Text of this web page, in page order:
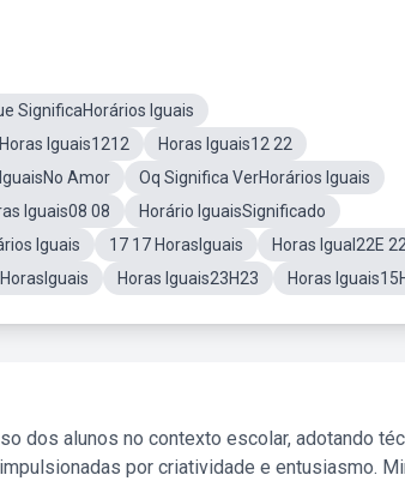
SignificaHorários Iguais
Horas Iguais1212
Horas Iguais12 22
Amor
Oq Significa VerHorários Iguais
Iguais08 08
Horário IguaisSignificado
Iguais 17 17 HorasIguais
Horas Igual22E 22
Horas Iguais23H23 Horas
dos alunos no contexto escolar, adotando
por criatividade e entusiasmo.